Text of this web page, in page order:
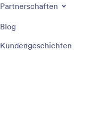
Partnerschaften
Blog
Kundengeschichten